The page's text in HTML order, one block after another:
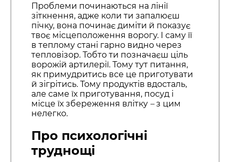
Проблеми починаються на лінії
зіткнення, адже коли ти запалюєш
пічку, вона починає диміти й показує
твоє місцеположення ворогу. І саму її
в теплому стані гарно видно через
тепловізор. Тобто ти позначаєш ціль
ворожій артилерії. Тому тут питання,
як примудритись все це приготувати
й зігрітись. Тому продуктів вдосталь,
але саме їх приготування, посуд і
місце їх збереження влітку –з цим
нелегко.
Про психологічні
труднощі